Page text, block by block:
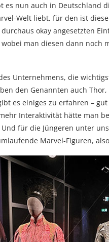
es nun auch in Deutschland
Welt liebt, für den ist
okay angesetzten
man diesen dann noch
Unternehmens, die
den Genannten auch
es einiges zu erfahren –
Interaktivität hätte man
für die Jüngeren unter
Marvel-Figuren,